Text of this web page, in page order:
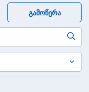
ᲒᲐᲛᲝᲬᲔᲠᲐ